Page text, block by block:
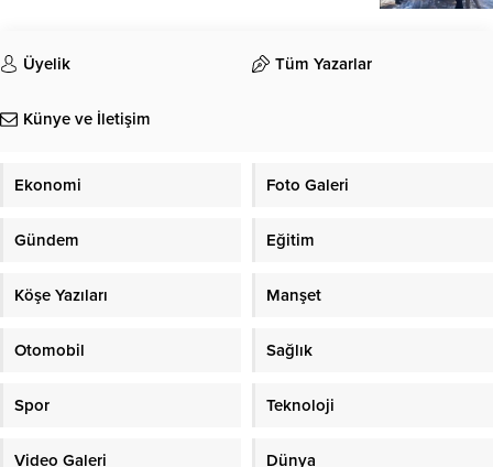
Üyelik Tüm Yazarlar
Künye ve İletişim
Ekonomi Foto Galeri
Gündem Eğitim
Köşe Yazıları Manşet
Otomobil Sağlık
Spor Teknoloji
Video Galeri Dünya